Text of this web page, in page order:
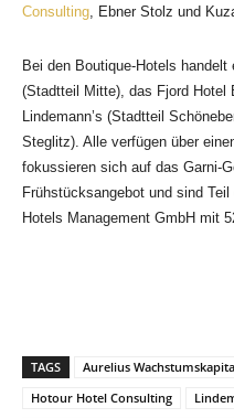
Consulting , Ebner Stolz und
Bei den Boutique-Hotels
(Stadtteil Mitte), das Fjord Hotel
Lindemann’s (Stadtteil
Steglitz). Alle verfügen über
fokussieren sich auf das Garni-
Frühstücksangebot und sind
Hotels Management GmbH mit
TAGS Aurelius
Hotour Hotel Consulting